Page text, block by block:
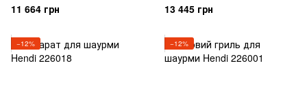
11 664 грн 13 445 грн
−12% −12%